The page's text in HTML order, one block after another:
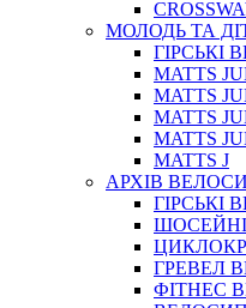
МОЛОДЬ ТА
ГIРСЬКI
MATTS
MATTS
MATTS
MATTS
MATTS J
АРХIВ
ГІРСЬКІ
ГРЕВЕЛ
ФІТНЕС